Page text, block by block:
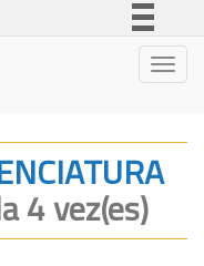
Legislação
Canais
4 vez(es)